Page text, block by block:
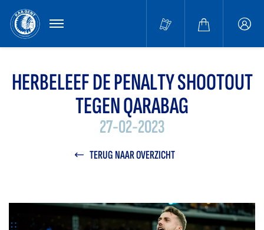
MENU
HERBELEEF DE PENALTY SHOOTOUT
TEGEN QARABAG
27-02-2023
TERUG NAAR OVERZICHT